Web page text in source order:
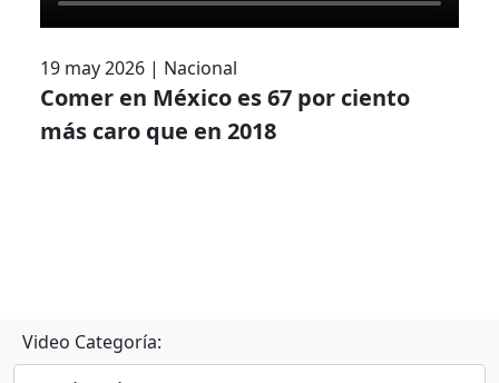
19 may 2026 | Nacional
Comer en México es 67 por ciento
más caro que en 2018
Video Categoría: